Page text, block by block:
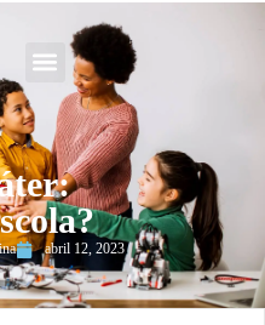
abril 12, 2023